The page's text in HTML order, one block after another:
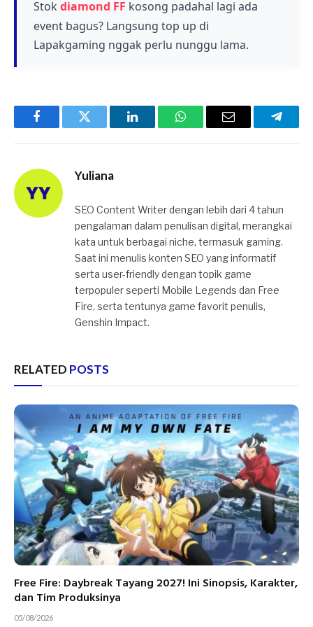
dalam excerpt ini. Kamu bisa cek lebih lanjut di
dalam game atau pengumuman resmi Free
Fire untuk mengetahui pemain mana yang
emotenya dirilis.
Seram Jagoan M1887 untuk Pemain
Agresif
Stok diamond FF kosong padahal lagi ada
event bagus? Langsung top up di
Lapakgaming nggak perlu nunggu lama.
FacebookTwitter LinkedInWhatsAppEmail
Yuliana
SEO Content Writer dengan lebih dari 4 tahun
pengalaman dalam penulisan digital, merangkai
kata untuk berbagai niche, termasuk gaming.
Saat ini menulis konten SEO yang informatif
serta user-friendly dengan topik game
terpopuler seperti Mobile Legends dan Free
Fire, serta tentunya game favorit penulis,
Genshin Impact.
RELATED POSTS
Free Fire: Daybreak Tayang 2027! Ini Sinopsis, Karakter,
dan Tim Produksinya
05/08/2026